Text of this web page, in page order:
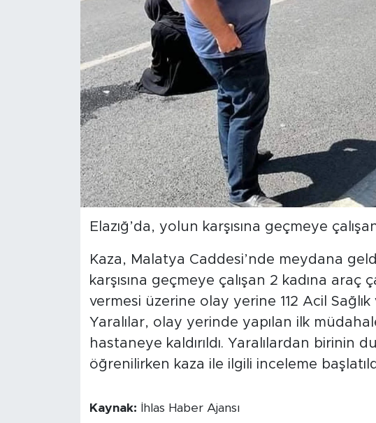
Elazığ’da, yolun karşısına geçmeye
Kaza, Malatya Caddesi’nde meydana
karşısına geçmeye çalışan 2 kadına araç
vermesi üzerine olay yerine 112 Acil
Yaralılar, olay yerinde yapılan ilk
hastaneye kaldırıldı. Yaralılardan birinin
öğrenilirken kaza ile ilgili inceleme
Kaynak: İhlas Haber Ajansı
Yaşam
Ekonomi
Hava Durumu
Bingöl Kaza Haberleri